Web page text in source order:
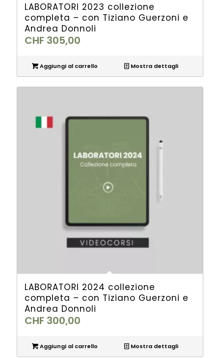
LABORATORI 2023 collezione
completa – con Tiziano Guerzoni e
Andrea Donnoli
CHF305,00
Aggiungi al carrello Mostra dettagli
LABORATORI 2024 collezione
completa – con Tiziano Guerzoni e
Andrea Donnoli
CHF300,00
Aggiungi al carrello Mostra dettagli